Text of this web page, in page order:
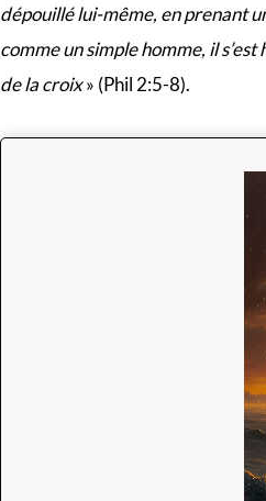
dépouillé lui-même, en prenant
comme un simple homme, il
de la croix» (Phil 2:5-8).